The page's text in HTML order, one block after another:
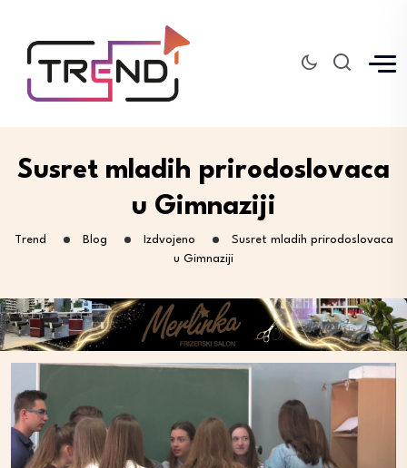
Susret mladih prirodoslovaca
u Gimnaziji
Trend Blog Izdvojeno
Susret mladih prirodoslovaca
u Gimnaziji